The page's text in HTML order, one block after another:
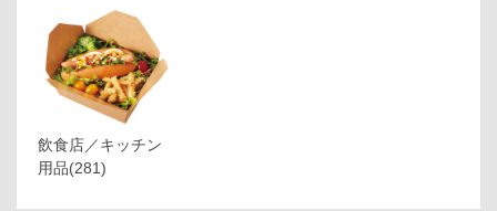
飲食店／キッチン
用品(281)